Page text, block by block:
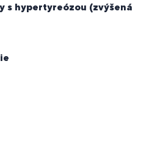
s hypertyreózou (zvýšená